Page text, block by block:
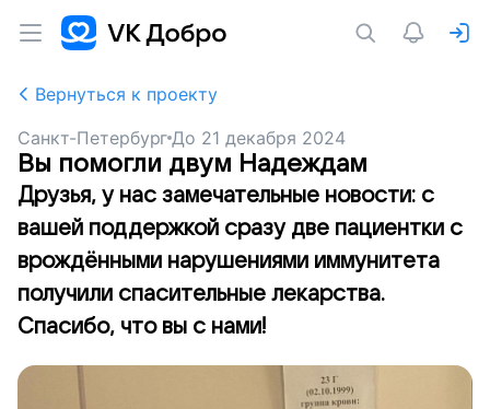
Вернуться к проекту
Санкт-Петербург До 21 декабря 2024
Вы помогли двум Надеждам
Друзья, у нас замечательные новости: с
вашей поддержкой сразу две пациентки с
врождёнными нарушениями иммунитета
получили спасительные лекарства.
Спасибо, что вы с нами!